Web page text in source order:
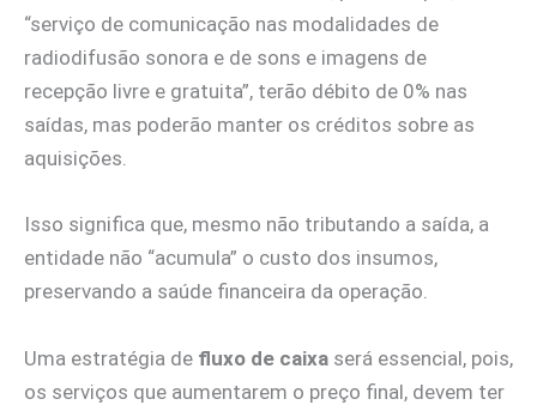
“serviço de comunicação nas modalidades de
radiodifusão sonora e de sons e imagens de
recepção livre e gratuita”, terão débito de 0% nas
saídas, mas poderão manter os créditos sobre as
aquisições.
Isso significa que, mesmo não tributando a saída, a
entidade não “acumula” o custo dos insumos,
preservando a saúde financeira da operação.
Uma estratégia de fluxo de caixa será essencial, pois,
os serviços que aumentarem o preço final, devem ter